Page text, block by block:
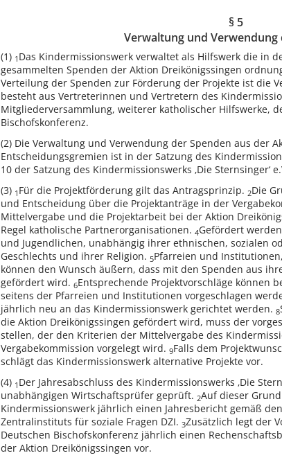
§ 5
Verwaltung und Verwendung
(1) 1 Das Kindermissionswerk verwaltet als Hilfswerk die in
gesammelten Spenden der Aktion Dreikönigssingen
Verteilung der Spenden zur Förderung der Projekte ist die
besteht aus Vertreterinnen und Vertretern des
Mitgliederversammlung, weiterer katholischer Hilfswerke,
Bischofskonferenz.
(2) Die Verwaltung und Verwendung der Spenden aus der
Entscheidungsgremien ist in der Satzung des
10 der Satzung des Kindermissionswerks ‚Die Sternsinger‘
(3) 1 Für die Projektförderung gilt das Antragsprinzip. 2Die
und Entscheidung über die Projektanträge in der
Mittelvergabe und die Projektarbeit bei der Aktion
Regel katholische Partnerorganisationen. 4Gefördert
und Jugendlichen, unabhängig ihrer ethnischen, sozialen
Geschlechts und ihrer Religion. 5Pfarreien und
können den Wunsch äußern, dass mit den Spenden aus
gefördert wird. 6Entsprechende Projektvorschläge können
seitens der Pfarreien und Institutionen vorgeschlagen
jährlich neu an das Kindermissionswerk gerichtet werden. 8
die Aktion Dreikönigssingen gefördert wird, muss der
stellen, der den Kriterien der Mittelvergabe des
Vergabekommission vorgelegt wird. 9Falls dem
schlägt das Kindermissionswerk alternative Projekte vor.
(4) 1 Der Jahresabschluss des Kindermissionswerks ‚Die
unabhängigen Wirtschaftsprüfer geprüft. 2Auf dieser
Kindermissionswerk jährlich einen Jahresbericht gemäß
Zentralinstituts für soziale Fragen DZI. 3Zusätzlich legt der
Deutschen Bischofskonferenz jährlich einen
der Aktion Dreikönigssingen vor.